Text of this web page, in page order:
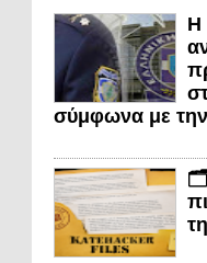
Η
σύμφωνα με
🗂️